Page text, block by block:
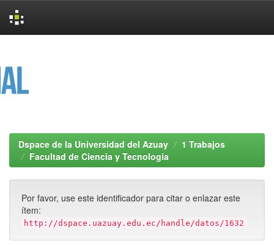
Dspace de la Universidad del Azuay
1 Trabajos
Facultad de Ciencia y Tecnología
Por favor, use este identificador para citar o enlazar este
ítem:
http://dspace.uazuay.edu.ec/handle/datos/1632